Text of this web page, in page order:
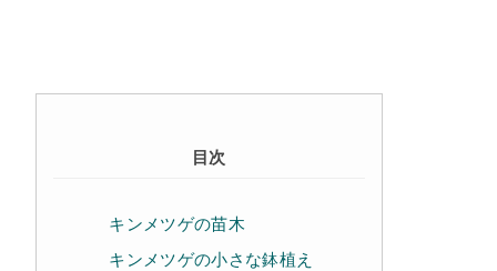
目次
キンメツゲの苗木
キンメツゲの小さな鉢植え